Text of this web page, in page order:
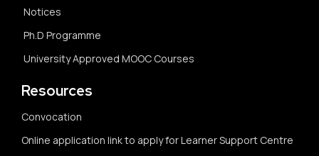
Notices
Ph.D Programme
University Approved MOOC Courses
Resources
Convocation
Online application link to apply for Learner Support Centre